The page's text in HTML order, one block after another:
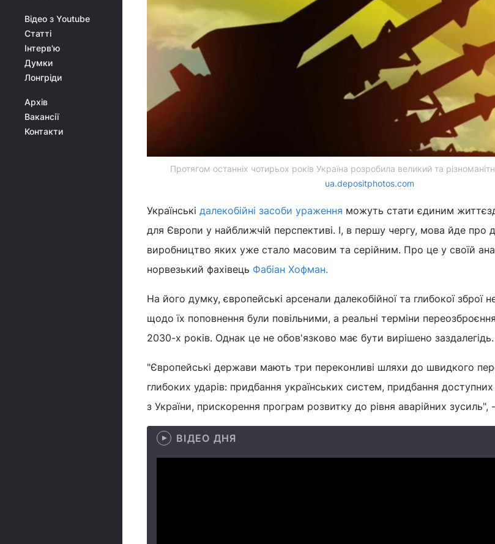
Відео з Youtube
Статті
Інтерв'ю
Думки
Лонгріди
Архів
Вакансії
Контакти
Протягом останніх чотирьох років Україна розробила великий та
ua.depositphotos.com
Українські далекобійні засоби ураження можуть стати єдиним
для Європи у найближчій перспективі. І, в першу чергу, мова йде про
виробництво яких уже стало масовим та серійним. Про це у своїй
норвезький фахівець Фабіан Хофман.
На його думку, європейські арсенали далекобійної та глибокої зброї
щодо їх поповнення були повільними, а реальні терміни
2030-х років. Однак це не обов'язково має бути вирішено заздалегідь.
"Європейські держави мають три переконливі шляхи до швидкого
глибоких ударів: придбання українських систем, придбання
з України, прискорення програм розвитку до рівня аварійних зусиль",
ВІДЕО ДНЯ